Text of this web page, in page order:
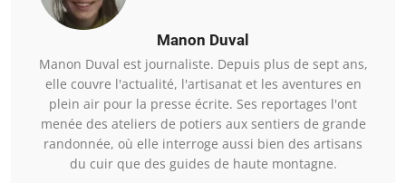
Manon Duval
Manon Duval est journaliste. Depuis plus de sept ans,
elle couvre l'actualité, l'artisanat et les aventures en
plein air pour la presse écrite. Ses reportages l'ont
menée des ateliers de potiers aux sentiers de grande
randonnée, où elle interroge aussi bien des artisans
du cuir que des guides de haute montagne.